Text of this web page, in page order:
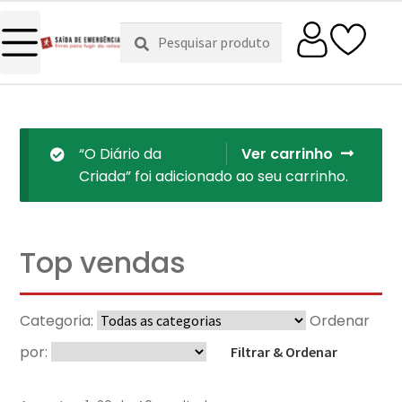
Pesquisar
por:
Pesquisa
Ver carrinho
“O Diário da
Criada” foi adicionado ao seu carrinho.
Top vendas
Categoria:
Ordenar
por:
Filtrar & Ordenar